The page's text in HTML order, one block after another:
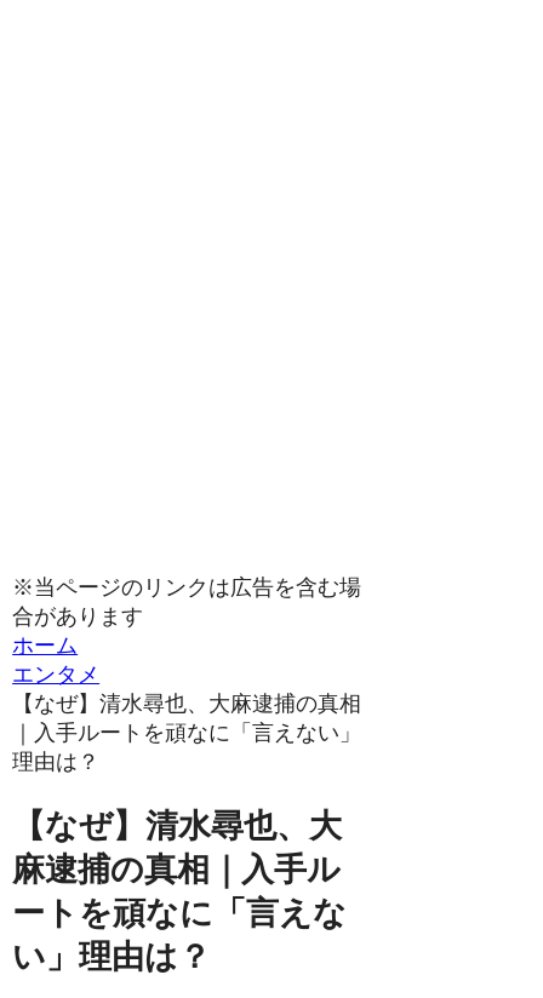
※当ページのリンクは広告を含む場
合があります
ホーム
エンタメ
【なぜ】清水尋也、大麻逮捕の真相
｜入手ルートを頑なに「言えない」
理由は？
【なぜ】清水尋也、大
麻逮捕の真相｜入手ル
ートを頑なに「言えな
い」理由は？